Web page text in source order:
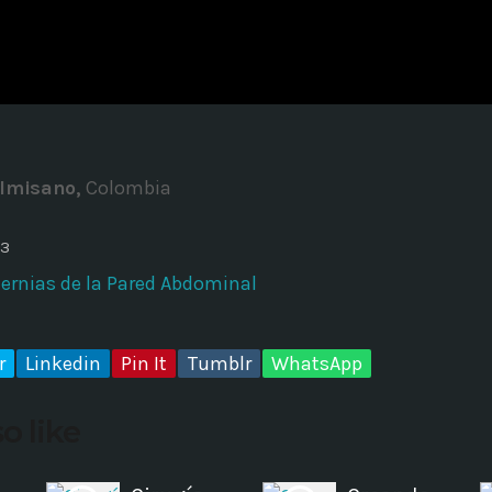
Time
Colombia
de la Pared Abdominal
Linkedin Pin It Tumblr WhatsApp